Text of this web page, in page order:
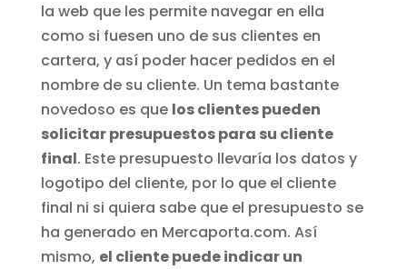
la web que les permite navegar en ella
como si fuesen uno de sus clientes en
cartera, y así poder hacer pedidos en el
nombre de su cliente. Un tema bastante
novedoso es que los clientes pueden
solicitar presupuestos para su cliente
final. Este presupuesto llevaría los datos y
logotipo del cliente, por lo que el cliente
final ni si quiera sabe que el presupuesto se
ha generado en Mercaporta.com. Así
mismo, el cliente puede indicar un